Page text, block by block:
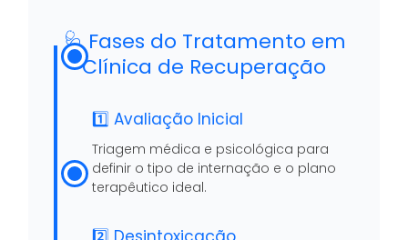
🩺 Fases do Tratamento em
Clínica de Recuperação
1️⃣ Avaliação Inicial
Triagem médica e psicológica para
definir o tipo de internação e o plano
terapêutico ideal.